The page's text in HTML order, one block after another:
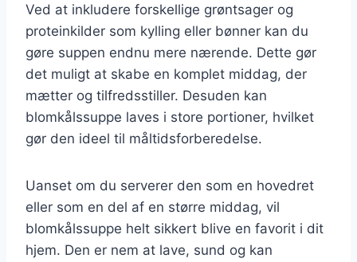
Ved at inkludere forskellige grøntsager og
proteinkilder som kylling eller bønner kan du
gøre suppen endnu mere nærende. Dette gør
det muligt at skabe en komplet middag, der
mætter og tilfredsstiller. Desuden kan
blomkålssuppe laves i store portioner, hvilket
gør den ideel til måltidsforberedelse.
Uanset om du serverer den som en hovedret
eller som en del af en større middag, vil
blomkålssuppe helt sikkert blive en favorit i dit
hjem. Den er nem at lave, sund og kan